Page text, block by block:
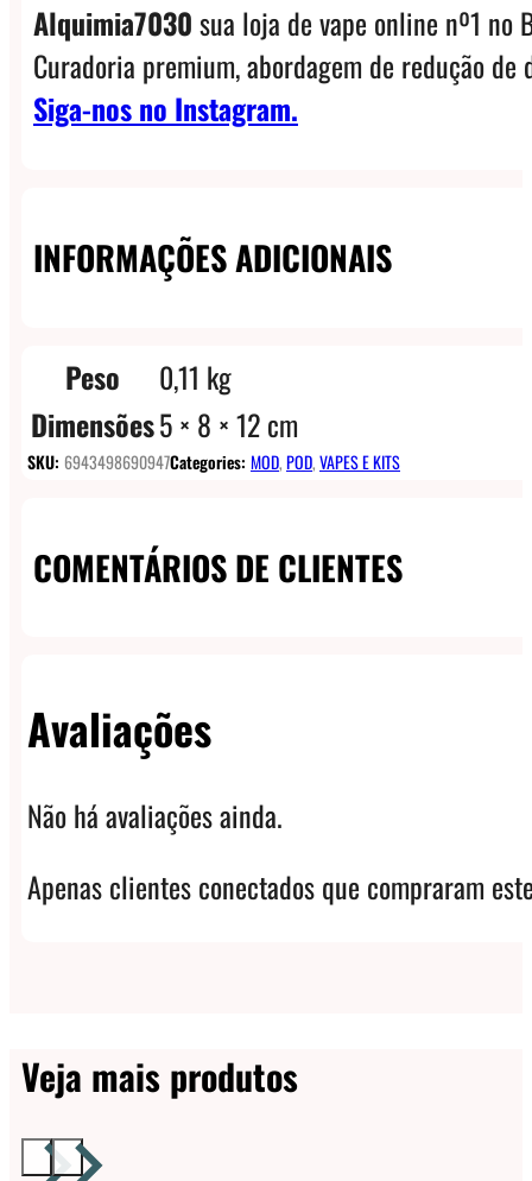
Alquimia7030sua loja de vape online nº1 no
Curadoria premium, abordagem de redução
Siga-nos no Instagram.
INFORMAÇÕES ADICIONAIS
Peso
0,11 kg
Dimensões5 × 8 × 12 cm
SKU: 6943498690947Categories: MOD,POD,VAPES E KITS
COMENTÁRIOS DE CLIENTES
Avaliações
Não há avaliações ainda.
Apenas clientes conectados que compraram
Veja mais produtos